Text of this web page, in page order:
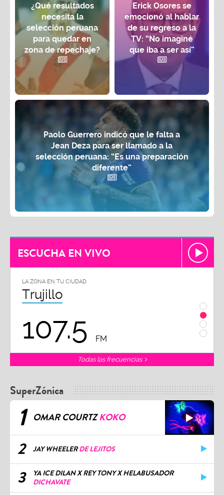
¿Qué resultados
necesita la
selección peruana
para quedar en
zona de repechaje?
Erick Osores se
emocionó al hablar
de su regreso a la
TV: “No imaginé
que iba a ser así”
Paolo Guerrero indicó que le falta a
Jean Deza para ser llamado a la
selección peruana: “Es una preparación
diferente”
ESCUCHA EN VIVO
LA ZONA EN TU CIUDAD
Trujillo
107.5 FM
Todas las frecuencias
SuperZónica
1 OMAR COURTZKOKO
2 JAY WHEELERDE LEJITOS
3
YA ICE DILAN X REY TONY X HELABUSADOR
DICHAVATE